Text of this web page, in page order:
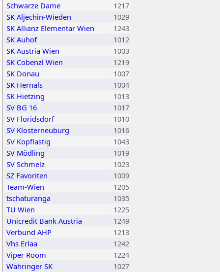
Schwarze Dame
1217
SK Aljechin-Wieden
1029
SK Allianz Elementar Wien
1243
SK Auhof
1012
SK Austria Wien
1003
SK Cobenzl Wien
1219
SK Donau
1007
SK Hernals
1004
SK Hietzing
1013
SV BG 16
1017
SV Floridsdorf
1010
SV Klosterneuburg
1016
SV Kopflastig
1043
SV Mödling
1019
SV Schmelz
1023
SZ Favoriten
1009
Team-Wien
1205
tschaturanga
1035
TU Wien
1225
Unicredit Bank Austria
1249
Verbund AHP
1213
Vhs Erlaa
1242
Viper Room
1224
Währinger SK
1027